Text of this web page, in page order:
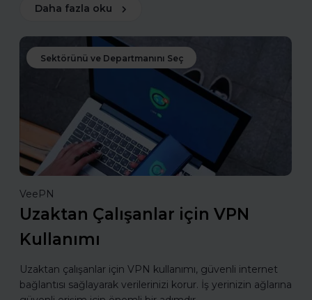
Daha fazla oku
Sektörünü ve Departmanını Seç
VeePN
Uzaktan Çalışanlar için VPN
Kullanımı
Uzaktan çalışanlar için VPN kullanımı, güvenli internet
bağlantısı sağlayarak verilerinizi korur. İş yerinizin ağlarına